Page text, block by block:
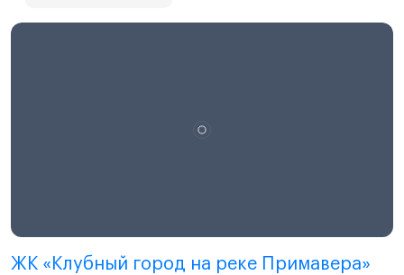
ЖК «Клубный город на реке Примавера»